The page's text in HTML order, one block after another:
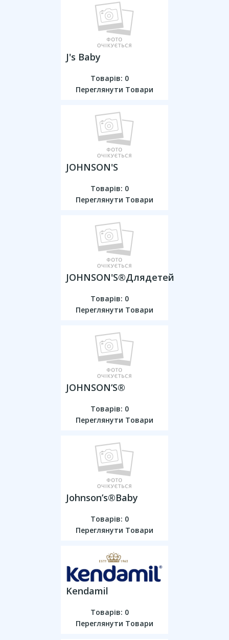
J's Baby
Товарів: 0
Переглянути Товари
JOHNSON'S
Товарів: 0
Переглянути Товари
JOHNSON'S®длядетей
Товарів: 0
Переглянути Товари
JOHNSON’S®
Товарів: 0
Переглянути Товари
Johnson’s®Baby
Товарів: 0
Переглянути Товари
Kendamil
Товарів: 0
Переглянути Товари